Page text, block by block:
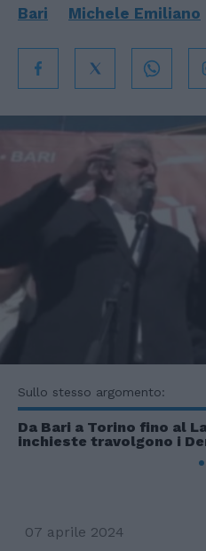
Bari Michele Emiliano
Sullo stesso argomento:
Da Bari a Torino fino al
inchieste travolgono i
07 aprile 2024